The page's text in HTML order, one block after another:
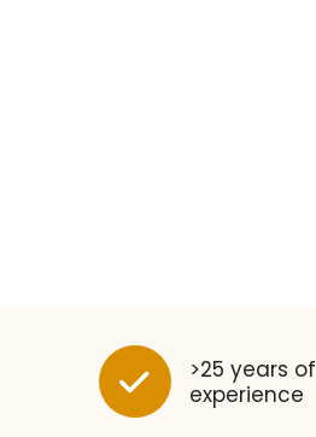
>25 years of
experience